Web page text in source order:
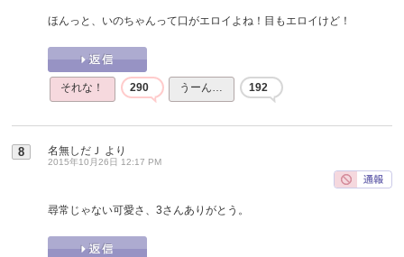
ほんっと、いのちゃんって口がエロイよね！目もエロイけど！
それな！ 290 うーん… 192
8 名無しだＪ より
2015年10月26日 12:17 PM
尋常じゃない可愛さ、3さんありがとう。